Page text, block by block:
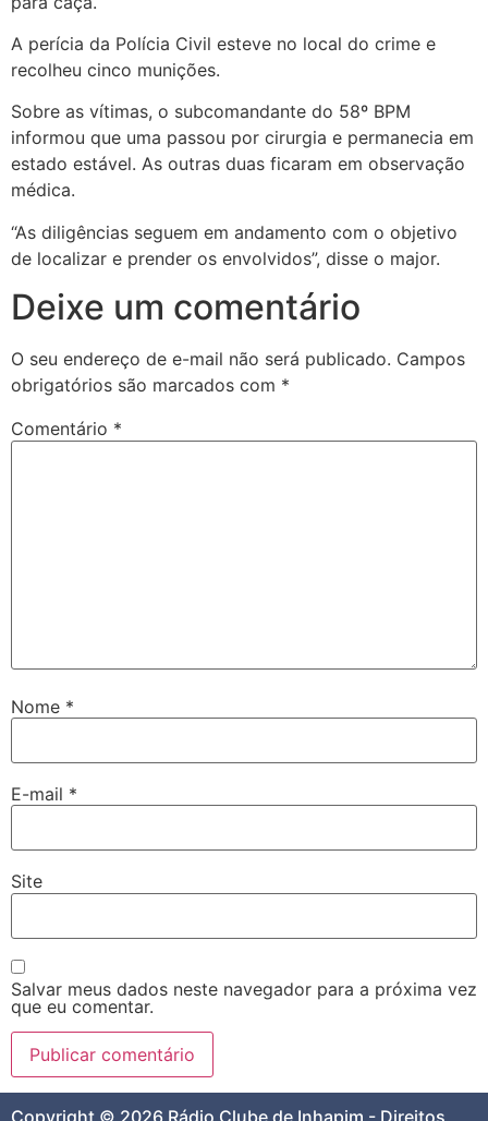
A perícia da Polícia Civil esteve no local do crime e
recolheu cinco munições.
Sobre as vítimas, o subcomandante do 58º BPM
informou que uma passou por cirurgia e permanecia em
estado estável. As outras duas ficaram em observação
médica.
“As diligências seguem em andamento com o objetivo
de localizar e prender os envolvidos”, disse o major.
Deixe um comentário
O seu endereço de e-mail não será publicado. Campos
obrigatórios são marcados com *
Comentário *
Nome *
E-mail *
Site
Salvar meus dados neste navegador para a próxima vez
que eu comentar.
Copyright © 2026 Rádio Clube de Inhapim - Direitos